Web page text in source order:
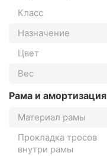
Класс
Назначение
Цвет
Вес
Рама и амортизация
Материал рамы
Прокладка тросов
внутри рамы